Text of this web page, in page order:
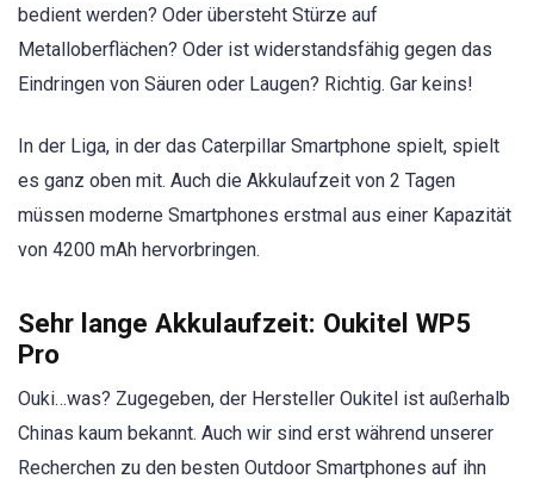
bedient werden? Oder übersteht Stürze auf
Metalloberflächen? Oder ist widerstandsfähig gegen das
Eindringen von Säuren oder Laugen? Richtig. Gar keins!
In der Liga, in der das Caterpillar Smartphone spielt, spielt
es ganz oben mit. Auch die Akkulaufzeit von 2 Tagen
müssen moderne Smartphones erstmal aus einer Kapazität
von 4200 mAh hervorbringen.
Sehr lange Akkulaufzeit: Oukitel WP5
Pro
Ouki…was? Zugegeben, der Hersteller Oukitel ist außerhalb
Chinas kaum bekannt. Auch wir sind erst während unserer
Recherchen zu den besten Outdoor Smartphones auf ihn